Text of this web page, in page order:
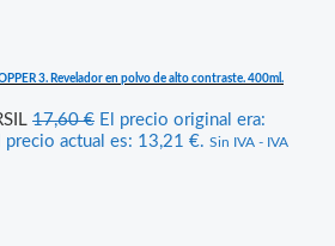
3. Revelador en polvo de alto contraste. 400ml.
17,60€ El precio original era:
precio actual es: 13,21 €. Sin IVA - IVA